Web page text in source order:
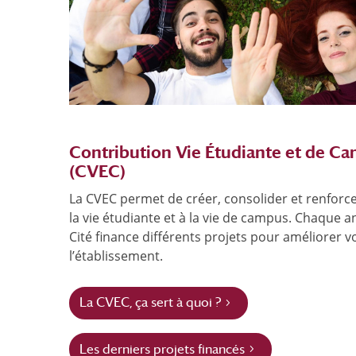
Contribution Vie Étudiante et de
(CVEC)
La CVEC permet de créer, consolider et
la vie étudiante et à la vie de campus. Chaque
Cité finance différents projets pour améliorer
l’établissement.
La CVEC, ça sert à quoi ?
Les derniers projets financés